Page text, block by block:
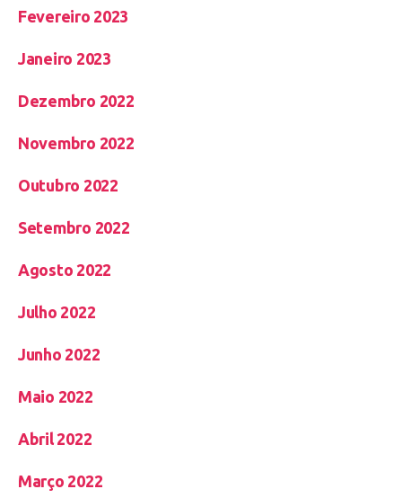
Fevereiro 2023
Janeiro 2023
Dezembro 2022
Novembro 2022
Outubro 2022
Setembro 2022
Agosto 2022
Julho 2022
Junho 2022
Maio 2022
Abril 2022
Março 2022